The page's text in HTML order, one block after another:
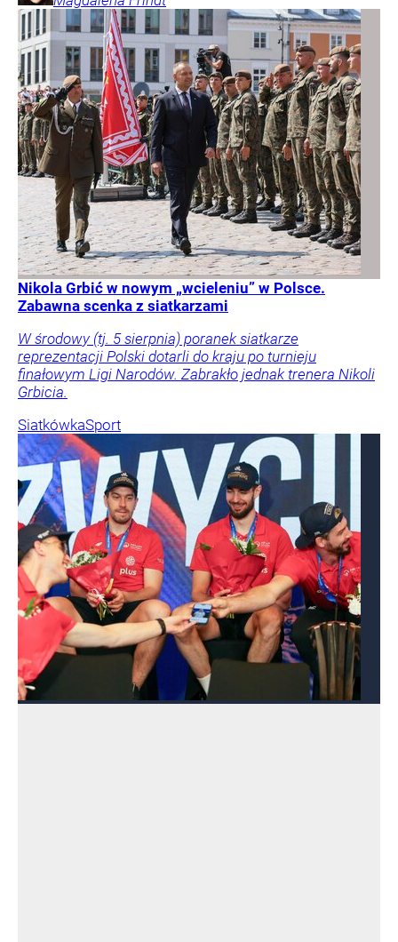
Nikola Grbić w nowym „wcieleniu” w Polsce.
Zabawna scenka z siatkarzami
W środowy (tj. 5 sierpnia) poranek siatkarze
reprezentacji Polski dotarli do kraju po turnieju
finałowym Ligi Narodów. Zabrakło jednak trenera Nikoli
Grbicia.
SiatkówkaSport